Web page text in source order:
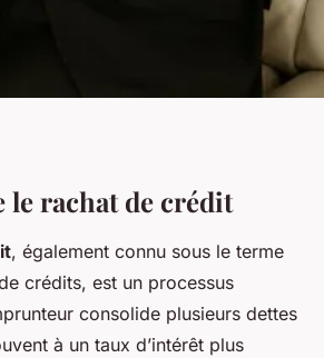
du rachat de
• 8 min de lecture
le rachat de crédit
, également connu sous le terme
crédits, est un processus
consolide plusieurs dettes
à un taux d’intérêt plus